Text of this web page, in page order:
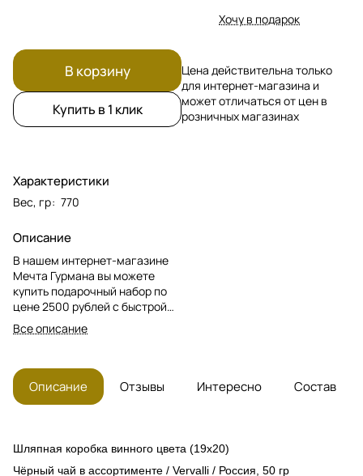
В корзину
Купить в 1 клик
Характеристики
Вес, гр: 770
Описание
В нашем интернет-магазине
Мечта Гурмана вы можете
купить подарочный набор по
цене 2500 рублей с быстрой
доставкой по Москве и МО! В
набор входят: сладкие
Все описание
Хочу в подарок
Цена действительна только
для интернет-магазина и
может отличаться от цен в
розничных магазинах
Описание Отзывы Интересно Состав
Шляпная коробка винного цвета (19х20)
Чёрный чай в ассортименте / Vervalli / Россия, 50 гр